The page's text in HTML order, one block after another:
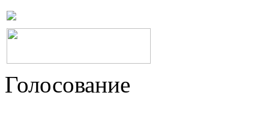
Голосование